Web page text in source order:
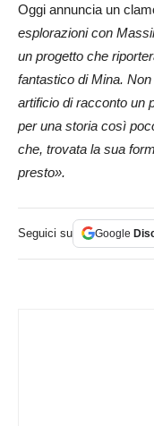
Oggi annuncia un
esplorazioni con
un progetto che
fantastico di Mina.
artificio di racconto un
per una storia così
che, trovata la sua
presto».
Seguici su Google